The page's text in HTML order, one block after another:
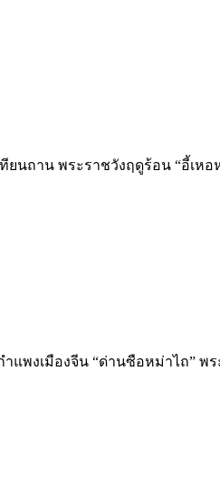
ทียนถาน พระราชวังฤดูร้อน “อี้เห
พงเมืองจีน “ด่านซือหม่าไถ” พ